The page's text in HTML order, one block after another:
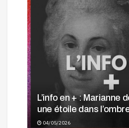
L’info en + : Marianne
une étoile dans
04/05/2026